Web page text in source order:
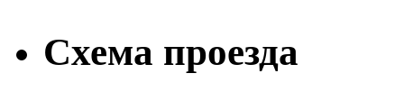
Схема проезда